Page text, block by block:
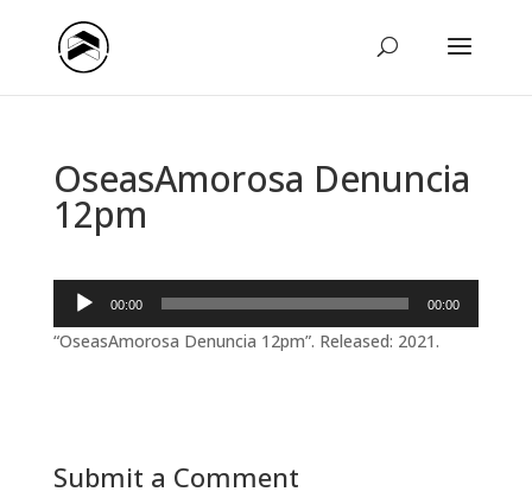
OseasAmorosa Denuncia
12pm
Reproductor
audio
00:00 00:00
“OseasAmorosa Denuncia 12pm”. Released: 2021.
Submit a Comment